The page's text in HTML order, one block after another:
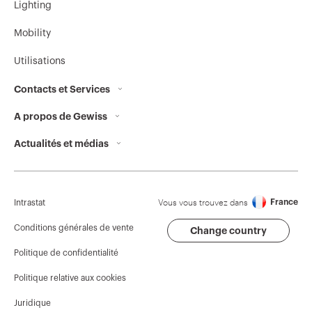
Lighting
Mobility
Utilisations
Contacts et Services
Contacts
Siège social du GEWISS
Rechercher GEWISS
Support
Logiciel
BIM
A propos de Gewiss
Qui sommes-nous
Histoire
Durabilité
Gouvernance
Nous rejoindre
Projets
Actualités et médias
Campagnes
Communiqué de presse
Télécharger
Intrastat
Conditions générales de vente
Politique de confidentialité
Politique relative aux cookies
Juridique
Vous vous trouvez dans France
Change country